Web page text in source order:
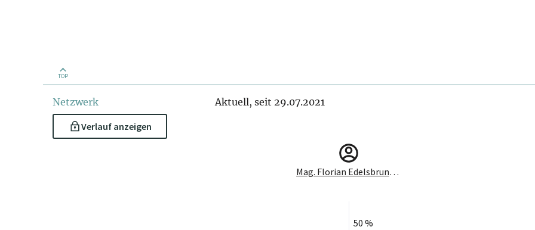
TOP
Netzwerk
Verlauf anzeigen
Aktuell, seit 29.07.2021
Mag. Florian Edelsbrunner
50 %